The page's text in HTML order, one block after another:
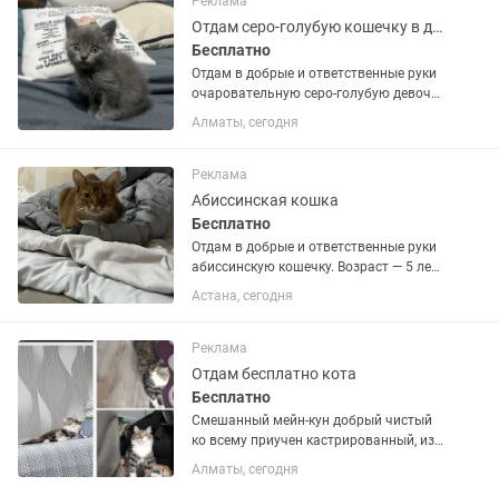
Отдам серо-голубую кошечку в добрые руки
Бесплатно
Отдам в добрые и ответственные руки
очаровательную серо-голубую девочку
Ищет любящую семью последняя из
помёта, очень красивая серая кошечка,
лотку ! Активная,...
Алматы, сегодня
Реклама
Абиссинская кошка
Бесплатно
Отдам в добрые и ответственные руки
абиссинскую кошечку. Возраст — 5 лет.
Не стерилизована. К лотку приучена,
аккуратная и домашняя. Отдаем
переездом. Очень...
Астана, сегодня
Реклама
Отдам бесплатно кота
Бесплатно
Смешанный мейн-кун добрый чистый
ко всему приучен кастрированный, из
за переезда отдаем только люябящим
Алматы, сегодня